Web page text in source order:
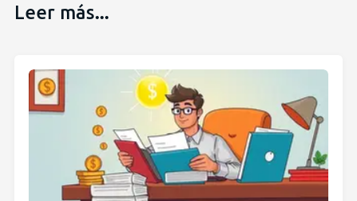
Leer más...